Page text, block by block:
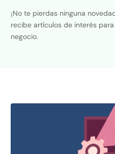
¡No te pierdas ninguna
recibe artículos de interés
negocio.